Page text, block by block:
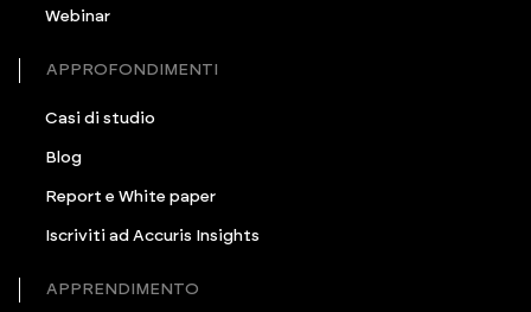
Webinar
APPROFONDIMENTI
Casi di studio
Blog
Report e White paper
Iscriviti ad Accuris Insights
APPRENDIMENTO